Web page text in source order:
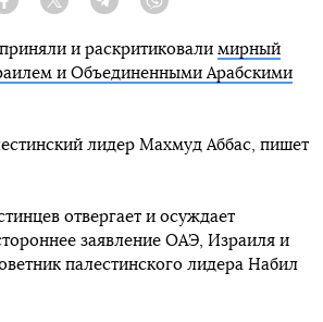
Facebook Twitter Telegram
и раскритиковали мирный
и Объединенными Арабскими
лидер Махмуд Аббас, пишет
отвергает и осуждает
заявление ОАЭ, Израиля и
палестинского лидера Набил